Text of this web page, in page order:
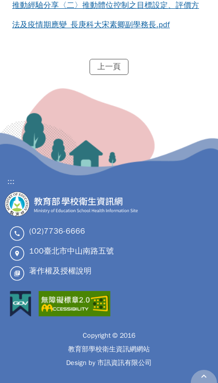
推動經驗分享〈二〉推動體位控制之目標設定、評價方
法及疫情期應變_長庚科大宋素卿副學務長.pdf
上一頁
:::
(02)7736-6666
100臺北市中山南路五號
著作權及授權說明
Copyright © 2016
教育部學校衛生資訊網網站
Design by 市訊資訊有限公司